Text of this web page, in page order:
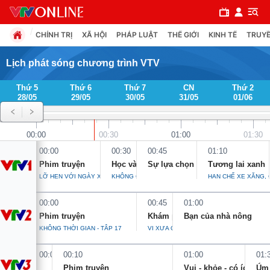
Chuyên mục
Chính trị
Xã hội
Pháp luật
Y tế
Thế giới
CHÍNH TRỊ XÃ HỘI PHÁP LUẬT THẾ GIỚI KINH TẾ
Lịch phát sóng chương trình VTV
Thứ 5
28/05
Thứ 6
29/05
Thứ 7
30/05
CN
31/05
Thứ 2
01/06
00:00 00:30 01:00
01:30
00:00
Phim truyện
LỠ HẸN VỚI NGÀY XANH - TẬP 13
00:30
Học và làm theo Bác
KHÔNG GIAN XANH NGHĨA TÌNH
00:45
Sự lựa chọn
01:10
Tương lai xanh
HẠN CHẾ XE XĂNG,
00:00
Phim truyện
KHÔNG THỜI GIAN - TẬP 17
00:45
Khám phá Việt Nam
VỊ XƯA QUA TỪNG NẮM NEM
01:00
Bạn của nhà nông
00:00
00:10
Phim truyện
01:00
Vui - khỏe - có ích